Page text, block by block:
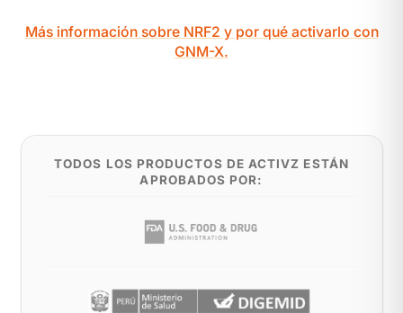
Más información sobre NRF2 y por qué activarlo con
GNM-X.
TODOS LOS PRODUCTOS DE ACTIVZ ESTÁN
APROBADOS POR: